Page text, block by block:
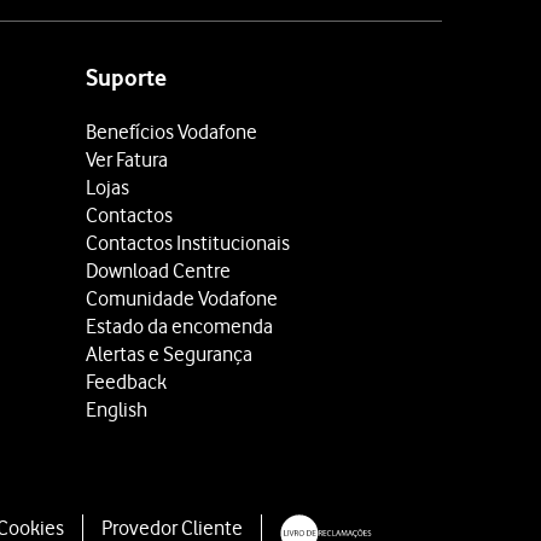
Suporte
Benefícios Vodafone
Ver Fatura
Lojas
Contactos
Contactos Institucionais
Download Centre
Comunidade Vodafone
Estado da encomenda
Alertas e Segurança
Feedback
English
Provedor Cliente